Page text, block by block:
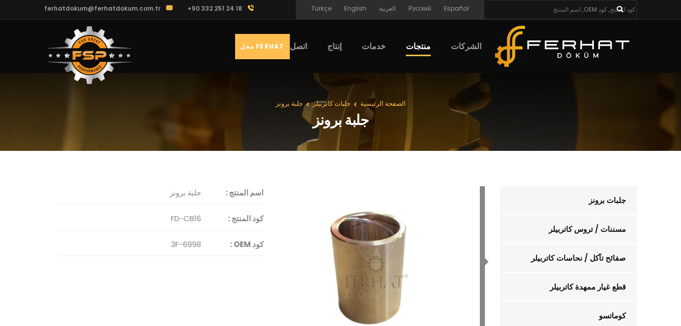
ferhatdokum@ferhatdokum.com.tr +90 332 251 24 18 Türkçe English العربية Русский Español
الشركات منتجات خدمات إنتاج اتصل FERHAT محل
الصفحة الرئيسية جلبات كاتربيلر جلبة برونز
جلبة برونز
جلبات برونز
مسننات / تروس كاتربيلر
صفائح تآكل / نحاسات كاتربيلر
قطع غيار ممهدة كاتربيلر
كوماتسو
اسم المنتج : جلبة برونز
كود المنتج : FD-CB16
كود OEM : 3F-6998